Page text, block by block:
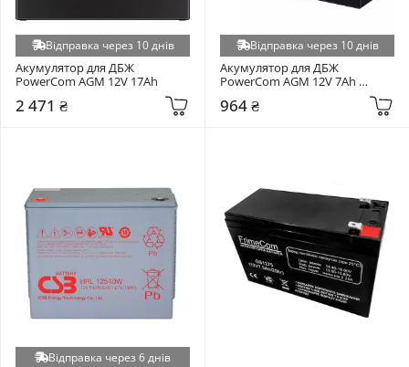
Відправка через 10 днів
Акумулятор для ДБЖ
PowerCom AGM 12V 17Ah
2 471 ₴
Відправка через 10 днів
Акумулятор для ДБЖ
PowerCom AGM 12V 7Ah
964 ₴
Відправка через 6 днів